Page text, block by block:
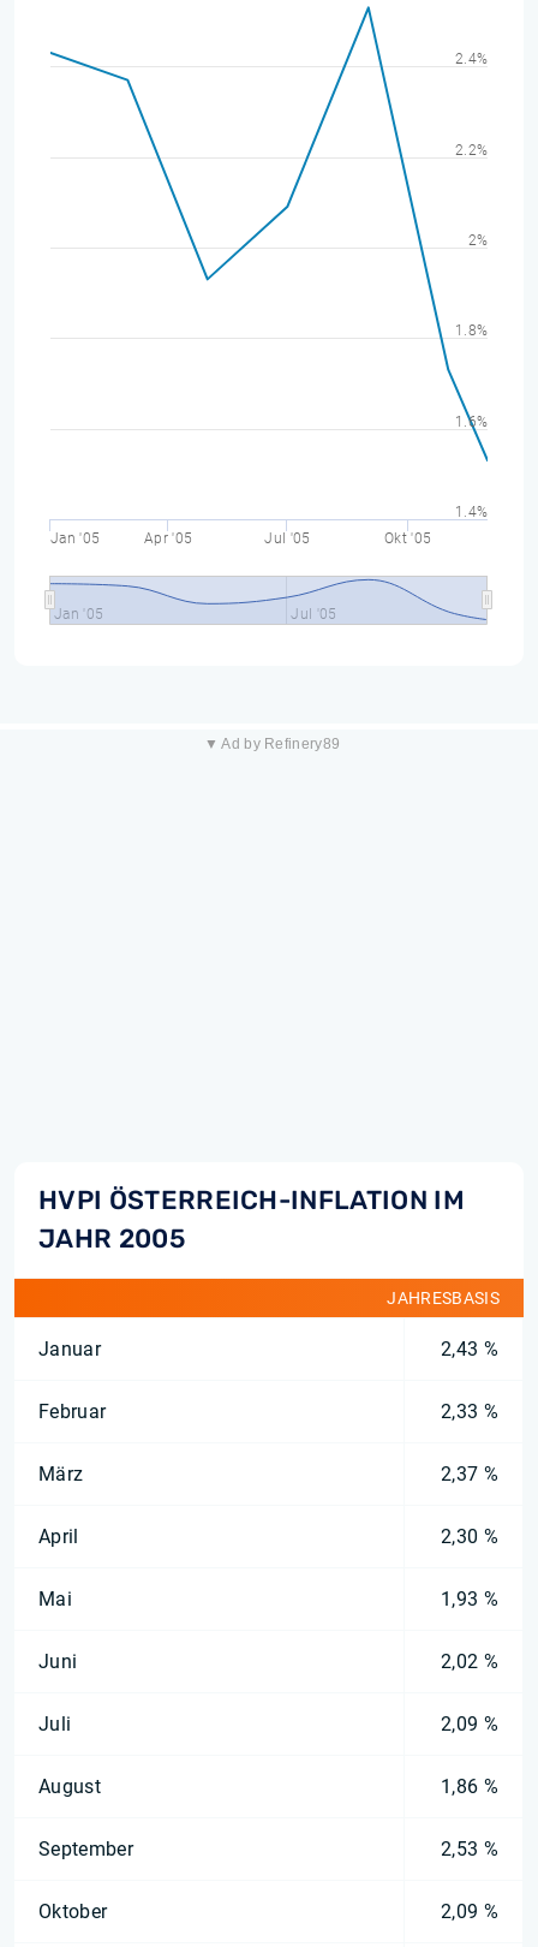
Jan '05 Apr '05 Jul '05 Okt '05
Jan '05 Jul '05
1.4%
1.6%
1.8%
2%
2.2%
2.4%
▼ Ad by Refinery89
HVPI ÖSTERREICH-INFLATION IM
JAHR 2005
JAHRESBASIS
Januar 2,43 %
Februar 2,33 %
März 2,37 %
April 2,30 %
Mai 1,93 %
Juni 2,02 %
Juli 2,09 %
August 1,86 %
September 2,53 %
Oktober 2,09 %